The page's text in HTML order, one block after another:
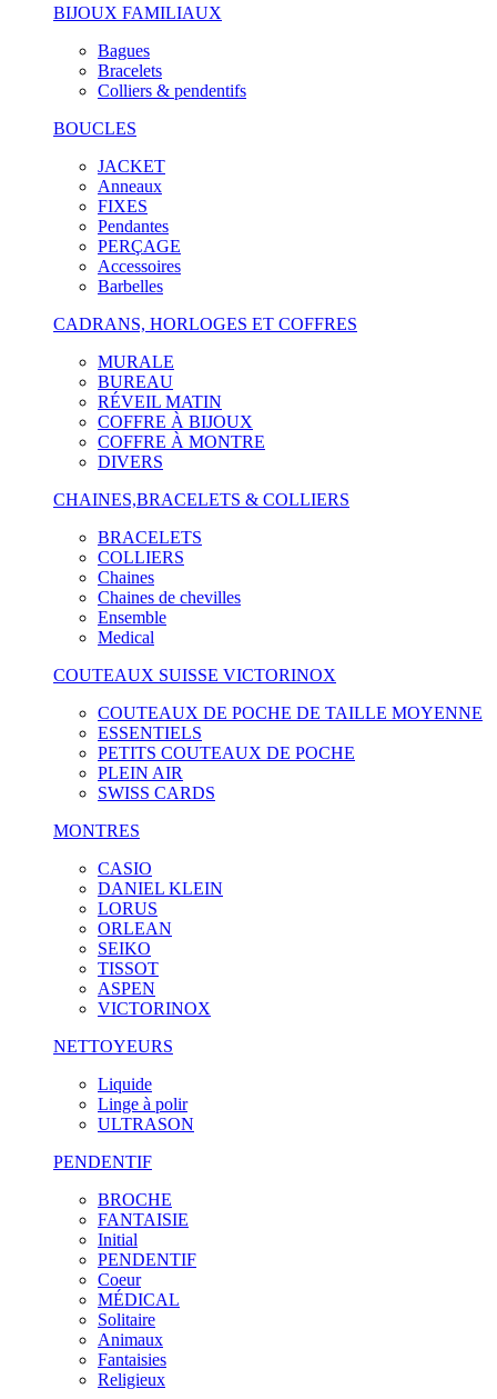
BIJOUX FAMILIAUX
Bagues
Bracelets
Colliers & pendentifs
BOUCLES
JACKET
Anneaux
FIXES
Pendantes
PERÇAGE
Accessoires
Barbelles
CADRANS, HORLOGES ET COFFRES
MURALE
BUREAU
RÉVEIL MATIN
COFFRE À BIJOUX
COFFRE À MONTRE
DIVERS
CHAINES,BRACELETS & COLLIERS
BRACELETS
COLLIERS
Chaines
Chaines de chevilles
Ensemble
Medical
COUTEAUX SUISSE VICTORINOX
COUTEAUX DE POCHE DE TAILLE MOYENNE
ESSENTIELS
PETITS COUTEAUX DE POCHE
PLEIN AIR
SWISS CARDS
MONTRES
CASIO
DANIEL KLEIN
LORUS
ORLEAN
SEIKO
TISSOT
ASPEN
VICTORINOX
NETTOYEURS
Liquide
Linge à polir
ULTRASON
PENDENTIF
BROCHE
FANTAISIE
Initial
PENDENTIF
Coeur
MÉDICAL
Solitaire
Animaux
Fantaisies
Religieux